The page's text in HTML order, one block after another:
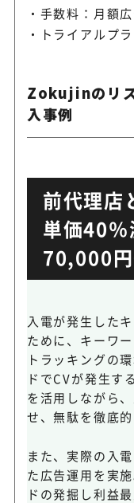
手数料：月額
トライアルプ
Zokujinのリ
入事例
前代理店
単価40％
70,000
入電が発生した
ために、キーワ
トラッキングの
ドでCVが発生す
を活用しながら
せ、無駄を徹底
また、実際の入
た広告運用を実
ドの発掘し利益